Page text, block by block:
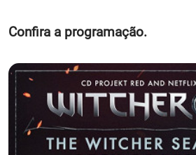
Confira a programação.